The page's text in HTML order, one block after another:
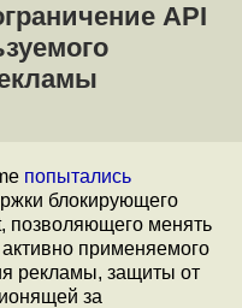
API
попытались
блокирующего
позволяющего менять
применяемого
рекламы, защиты от
за